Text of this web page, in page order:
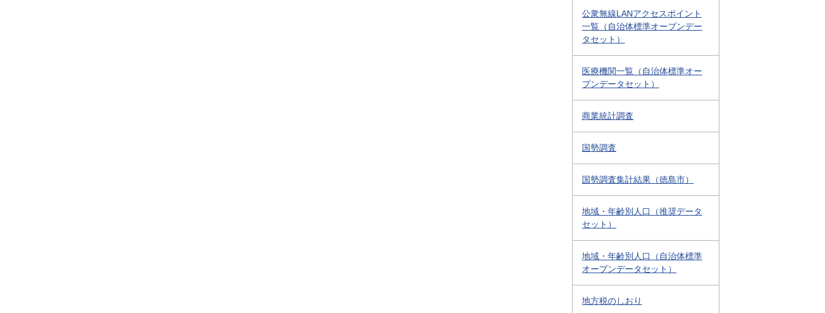
公衆無線LANアクセスポイント
一覧（自治体標準オープンデー
タセット）
医療機関一覧（自治体標準オー
プンデータセット）
商業統計調査
国勢調査
国勢調査集計結果（徳島市）
地域・年齢別人口（推奨データ
セット）
地域・年齢別人口（自治体標準
オープンデータセット）
地方税のしおり